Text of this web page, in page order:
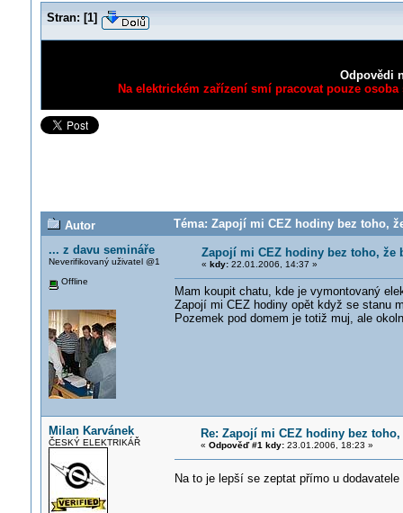
Stran: [1]
Odpovědi
Na elektrickém zařízení smí pracovat pouze
Autor
Téma: Zapojí mi CEZ hodiny bez toho,
... z davu semináře
Neverifikovaný uživatel @1
Offline
Zapojí mi CEZ hodiny bez toho, že
« kdy:22.01.2006, 14:37 »
Mam koupit chatu, kde je vymontovaný
Zapojí mi CEZ hodiny opět když se stanu
Pozemek pod domem je totiž muj, ale
Milan Karvánek
ČESKÝ ELEKTRIKÁŘ
Re: Zapojí mi CEZ hodiny bez
« Odpověď #1 kdy:23.01.2006, 18:23 »
Na to je lepší se zeptat přímo u